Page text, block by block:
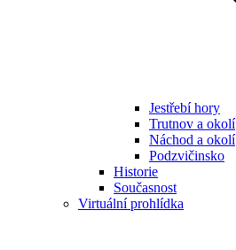
Jestřebí hory
Trutnov a okolí
Náchod a okolí
Podzvičinsko
Historie
Současnost
Virtuální prohlídka